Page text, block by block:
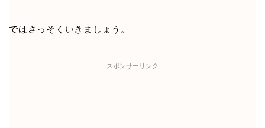
ではさっそくいきましょう。
スポンサーリンク